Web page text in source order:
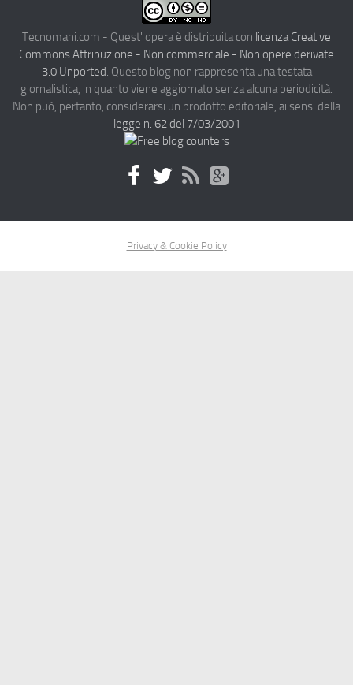
Tecnomani.com - Quest' opera è distribuita con licenza Creative
Commons Attribuzione - Non commerciale - Non opere derivate
3.0 Unported. Questo blog non rappresenta una testata
giornalistica, in quanto viene aggiornato senza alcuna periodicità.
Non può, pertanto, considerarsi un prodotto editoriale, ai sensi della
legge n. 62 del 7/03/2001
Privacy & Cookie Policy